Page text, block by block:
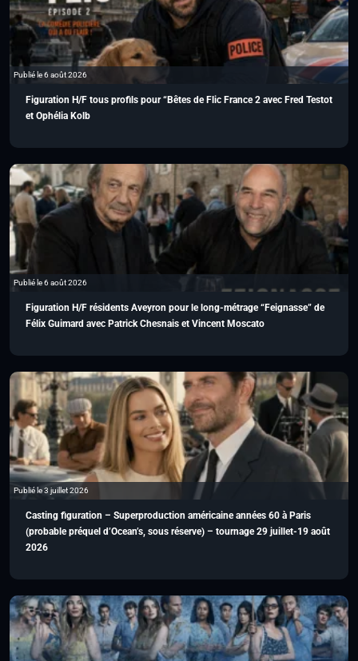
Publié le 6 août 2026
Figuration H/F tous profils pour “Bêtes de Flic France 2 avec Fred Testot
et Ophélia Kolb
Publié le 6 août 2026
Figuration H/F résidents Aveyron pour le long-métrage “Feignasse” de
Félix Guimard avec Patrick Chesnais et Vincent Moscato
Publié le 3 juillet 2026
Casting figuration – Superproduction américaine années 60 à Paris
(probable préquel d’Ocean’s, sous réserve) – tournage 29 juillet-19 août
2026